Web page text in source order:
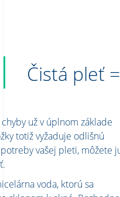
Čistá pleť
už v úplnom základe
totiž vyžaduje odlišnú
vašej pleti, môžete
voda, ktorú sa